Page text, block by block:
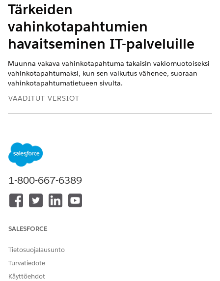
Tärkeiden
vahinkotapahtumien
havaitseminen IT-palveluille
Muunna vakava vahinkotapahtuma takaisin vakiomuotoiseksi
vahinkotapahtumaksi, kun sen vaikutus vähenee, suoraan
vahinkotapahtumatietueen sivulta.
VAADITUT VERSIOT
Unlimited
palvelun avulla.
TARVITTAVAT KÄYTTÖOIKEUDET
Tärkeimpien
vahinkotapahtumien
alentaa.
Napsauta vahinkotapahtuman tietuesivulta
vahinkotapahtuma
Syötä alennuksen syy
1-800-667-6389
SALESFORCE
Tietosuojalausunto
Turvatiedote
Käyttöehdot